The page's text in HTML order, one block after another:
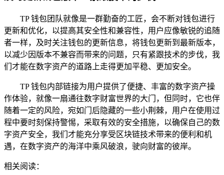
TP 钱包团队就像是一群勤奋的工匠，会不断对钱包进行
更新和优化，以提高其安全性和兼容性，用户应像敏锐的追随
者一样，及时关注钱包的更新信息，将钱包更新到最新版本，
以减少因版本不兼容而带来的问题，只有紧跟技术的步伐，我
们才能在数字资产的道路上走得更加平稳、更加安全。
TP 钱包内部链接为用户提供了便捷、丰富的数字资产操
作体验，就像一扇通往数字财富世界的大门，但同时，它也伴
随着一定的风险，宛如门后隐藏的一些小荆棘，用户在使用过
程中要时刻保持警惕，采取有效的安全措施，以确保自己的数
字资产安全，我们才能充分享受区块链技术带来的便利和机
遇，在数字资产的海洋中乘风破浪，驶向财富的彼岸。
相关阅读：